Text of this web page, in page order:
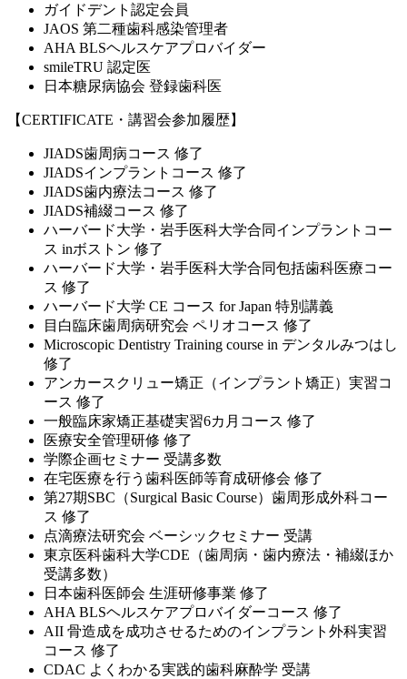
ガイドデント認定会員
JAOS 第二種歯科感染管理者
AHA BLSヘルスケアプロバイダー
smileTRU 認定医
日本糖尿病協会 登録歯科医
【CERTIFICATE・講習会参加履歴】
JIADS歯周病コース 修了
JIADSインプラントコース 修了
JIADS歯内療法コース 修了
JIADS補綴コース 修了
ハーバード大学・岩手医科大学合同インプラントコー
ス inボストン 修了
ハーバード大学・岩手医科大学合同包括歯科医療コー
ス 修了
ハーバード大学 CE コース for Japan 特別講義
目白臨床歯周病研究会 ペリオコース 修了
Microscopic Dentistry Training course in デンタルみつはし
修了
アンカースクリュー矯正（インプラント矯正）実習コ
ース 修了
一般臨床家矯正基礎実習6カ月コース 修了
医療安全管理研修 修了
学際企画セミナー 受講多数
在宅医療を行う歯科医師等育成研修会 修了
第27期SBC（Surgical Basic Course）歯周形成外科コー
ス 修了
点滴療法研究会 ベーシックセミナー 受講
東京医科歯科大学CDE（歯周病・歯内療法・補綴ほか
受講多数）
日本歯科医師会 生涯研修事業 修了
AHA BLSヘルスケアプロバイダーコース 修了
AII 骨造成を成功させるためのインプラント外科実習
コース 修了
CDAC よくわかる実践的歯科麻酔学 受講